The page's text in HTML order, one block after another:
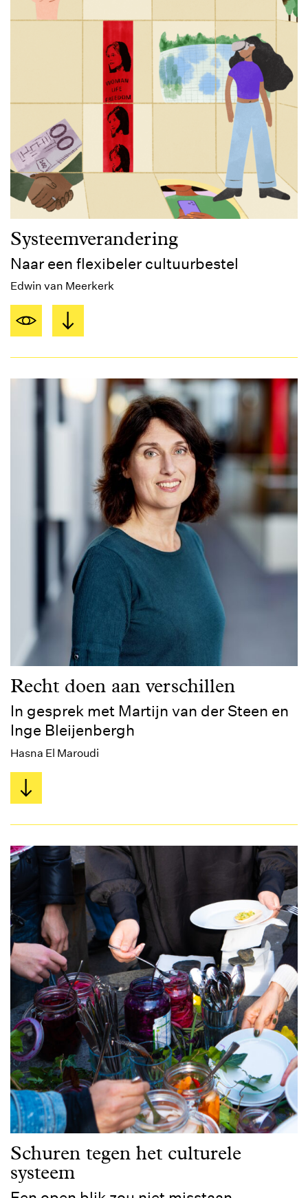
Systeemverandering
Naar een flexibeler cultuurbestel
Edwin van Meerkerk
Recht doen aan verschillen
In gesprek met Martijn van der Steen en
Inge Bleijenbergh
Hasna El Maroudi
Schuren tegen het culturele
systeem